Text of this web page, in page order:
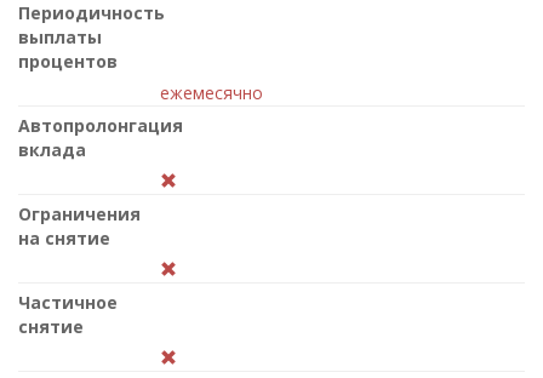
Периодичность
выплаты
процентов
ежемесячно
Автопролонгация
вклада
Ограничения
на снятие
Частичное
снятие